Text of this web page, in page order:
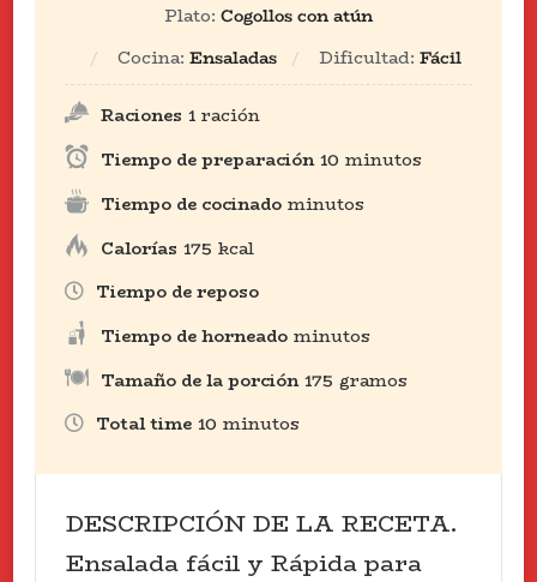
Plato: Cogollos con atún
Cocina: Ensaladas Dificultad: Fácil
Raciones 1 ración
Tiempo de preparación 10 minutos
Tiempo de cocinado minutos
Calorías 175 kcal
Tiempo de reposo
Tiempo de horneado minutos
Tamaño de la porción 175 gramos
Total time 10 minutos
DESCRIPCIÓN DE LA RECETA.
Ensalada fácil y Rápida para